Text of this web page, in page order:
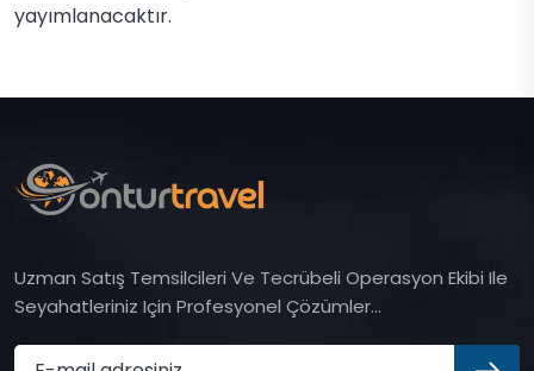
yayımlanacaktır.
Uzman Satış Temsilcileri Ve Tecrübeli Operasyon Ekibi Ile
Seyahatleriniz Için Profesyonel Çözümler...